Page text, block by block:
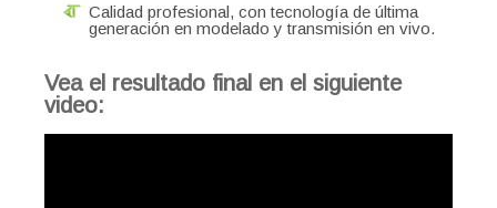
Calidad profesional, con tecnología de última
generación en modelado y transmisión en vivo.
Vea el resultado final en el siguiente
video: